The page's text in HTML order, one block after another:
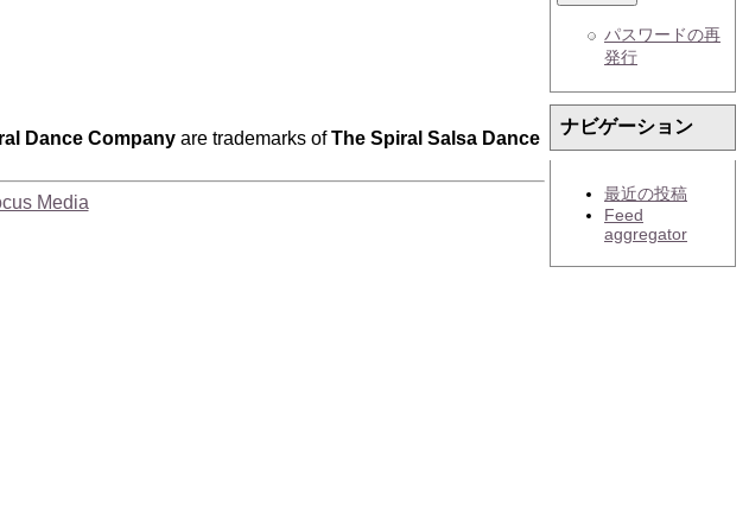
Dance Companyare trademarks ofThe Spiral Salsa Dance
Media
パスワードの再
発行
ナビゲーション
最近の投稿
Feed
aggregator